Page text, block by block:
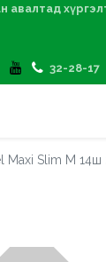
авалтад
32-28-17
Maxi Slim M 14ш